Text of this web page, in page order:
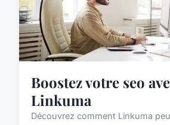
Boostez votre seo
Linkuma
Découvrez comment Linkuma